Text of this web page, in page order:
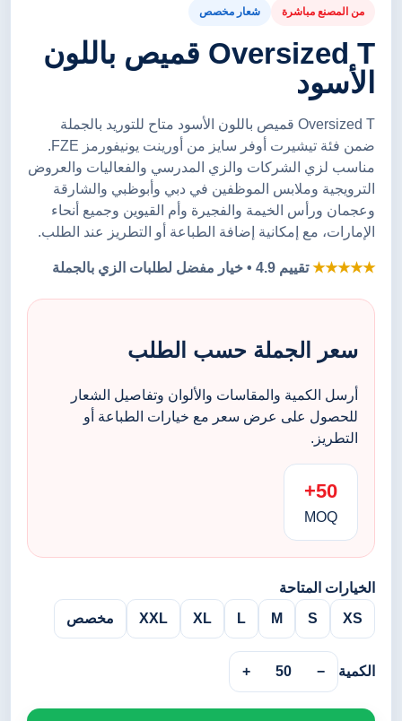
من المصنع مباشرة شعار مخصص
Oversized T قميص باللون
الأسود
Oversized T قميص باللون الأسود متاح للتوريد بالجملة
ضمن فئة تيشيرت أوفر سايز من أورينت يونيفورمز FZE.
مناسب لزي الشركات والزي المدرسي والفعاليات والعروض
الترويجية وملابس الموظفين في دبي وأبوظبي والشارقة
وعجمان ورأس الخيمة والفجيرة وأم القيوين وجميع أنحاء
الإمارات، مع إمكانية إضافة الطباعة أو التطريز عند الطلب.
★★★★★تقييم 4.9 • خيار مفضل لطلبات الزي بالجملة
سعر الجملة حسب الطلب
أرسل الكمية والمقاسات والألوان وتفاصيل الشعار
للحصول على عرض سعر مع خيارات الطباعة أو
التطريز.
50+
MOQ
الخيارات المتاحة
XS
S
M
L
XL
XXL مخصص
الكمية −
50
+